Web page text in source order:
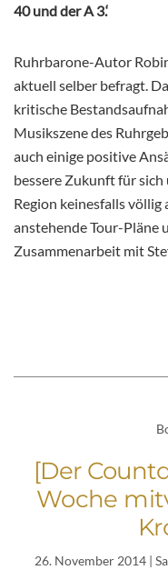
40 und der A 3.‘
Ruhrbarone-Autor
aktuell selber befragt.
kritische
Musikszene des
auch einige positive
bessere Zukunft für
Region keinesfalls
anstehende Tour-Pläne
Zusammenarbeit mit
[Der
Woche
26. November 2014|